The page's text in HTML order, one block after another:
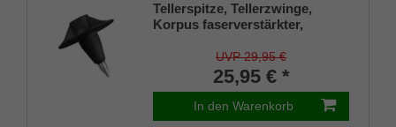
Tellerspitze, Tellerzwinge,
Korpus faserverstärkter,
Stahlspitze, Tellerdurchmesser
80mm, Innendurchmesser
UVP 29,95 €
25,95 € *
In den Warenkorb